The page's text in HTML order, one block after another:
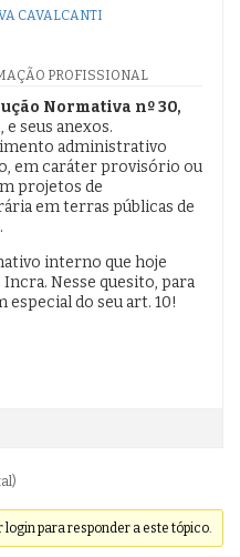
CAVALCANTI
PROFISSIONAL
Normativa nº 30,
, e seus anexos.
administrativo
em caráter provisório ou
projetos de
em terras públicas de
interno que hoje
Nesse quesito, para
especial do seu art. 10!
login para responder a este tópico.